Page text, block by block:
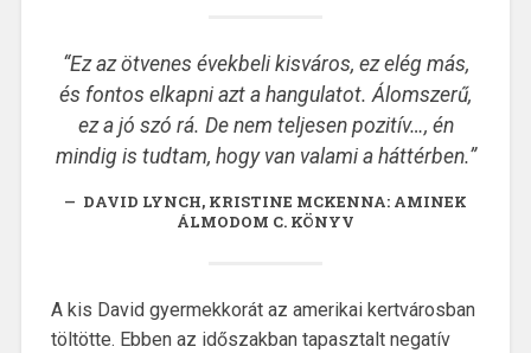
“Ez az ötvenes évekbeli kisváros, ez elég más,
és fontos elkapni azt a hangulatot. Álomszerű,
ez a jó szó rá. De nem teljesen pozitív…, én
mindig is tudtam, hogy van valami a háttérben.”
DAVID LYNCH, KRISTINE MCKENNA: AMINEK
ÁLMODOM C. KÖNYV
A kis David gyermekkorát az amerikai kertvárosban
töltötte. Ebben az időszakban tapasztalt negatív